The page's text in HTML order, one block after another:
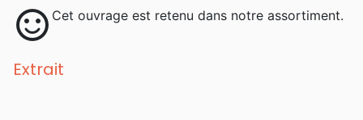
sentiment_satisfied Cet ouvrage est retenu dans notre assortiment.
Extrait